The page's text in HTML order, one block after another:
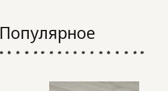
Популярное